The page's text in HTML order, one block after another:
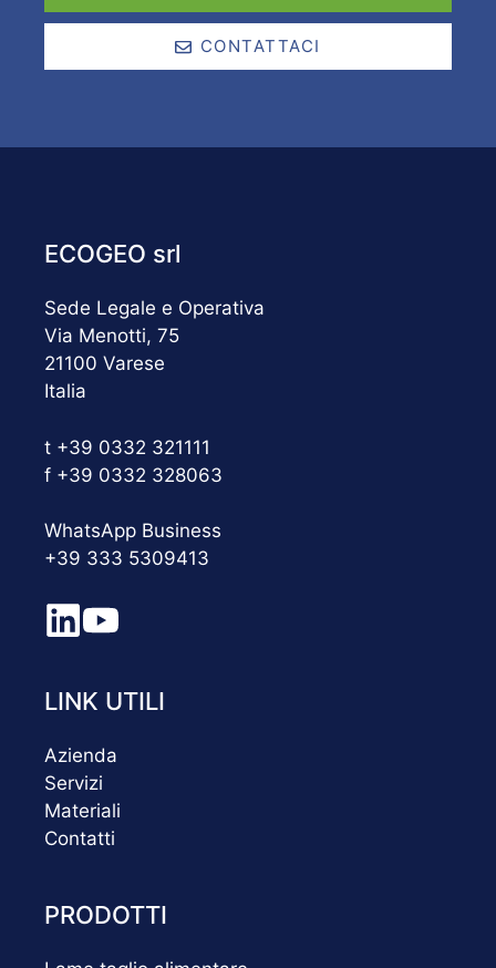
CONTATTACI
ECOGEO srl
Sede Legale e Operativa
Via Menotti, 75
21100 Varese
Italia
t +39 0332 321111
f +39 0332 328063
WhatsApp Business
+39 333 5309413
LINK UTILI
Azienda
Servizi
Materiali
Contatti
PRODOTTI